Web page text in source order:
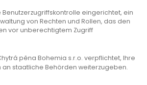
Benutzerzugriffskontrolle eingerichtet, ein
von Rechten und Rollen, das den
vor unberechtigtem Zugriff
pěna Bohemia s.r.o. verpflichtet, Ihre
staatliche Behörden weiterzugeben.